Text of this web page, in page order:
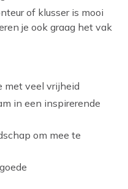
of klusser is mooi
je ook graag het vak
met veel vrijheid
in een inspirerende
om mee te